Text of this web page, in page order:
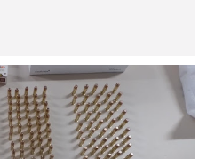
coloca o município entre os
em 2026